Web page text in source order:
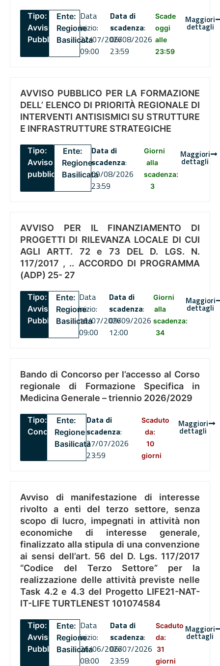
Tipo:
Avviso
Pubblico
Ente:
Regione
Basilicata
Data
inizio:
22/07/2026
09:00
Data di
scadenza:
06/08/2026
23:59
Scade
oggi
alle
23:59
Maggiori
dettagli
AVVISO PUBBLICO PER LA FORMAZIONE
DELL’ ELENCO DI PRIORITÀ REGIONALE DI
INTERVENTI ANTISISMICI SU STRUTTURE
E INFRASTRUTTURE STRATEGICHE
Tipo:
Avviso
pubblico
Ente:
Regione
Basilicata
Data di
scadenza:
09/08/2026
23:59
Giorni
alla
scadenza:
3
Maggiori
dettagli
AVVISO PER IL FINANZIAMENTO DI
PROGETTI DI RILEVANZA LOCALE DI CUI
AGLI ARTT. 72 e 73 DEL D. LGS. N.
117/2017 , .. ACCORDO DI PROGRAMMA
(ADP) 25- 27
Tipo:
Avviso
Pubblico
Ente:
Regione
Basilicata
Data
inizio:
16/07/2026
09:00
Data di
scadenza:
09/09/2026
12:00
Giorni
alla
scadenza:
34
Maggiori
dettagli
Bando di Concorso per l’accesso al Corso
regionale di Formazione Specifica in
Medicina Generale – triennio 2026/2029
Tipo:
Concorsi
Ente:
Regione
Basilicata
Data di
scadenza:
27/07/2026
23:59
Scaduto
da:
10
giorni
Maggiori
dettagli
Avviso di manifestazione di interesse
rivolto a enti del terzo settore, senza
scopo di lucro, impegnati in attività non
economiche di interesse generale,
finalizzato alla stipula di una convenzione
ai sensi dell’art. 56 del D. Lgs. 117/2017
“Codice del Terzo Settore” per la
realizzazione delle attività previste nelle
Task 4.2 e 4.3 del Progetto LIFE21-NAT-
IT-LIFE TURTLENEST 101074584
Tipo:
Avviso
Pubblico
Ente:
Regione
Basilicata
Data
inizio:
26/06/2026
08:00
Data di
scadenza:
06/07/2026
23:59
Scaduto
da:
31
giorni
Maggiori
dettagli